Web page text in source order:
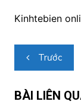
Kinhtebien
Điều
hướng
bài
Trước
BÀI LIÊN